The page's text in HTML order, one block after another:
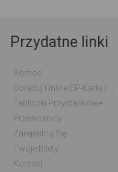
Przydatne linki
Pomoc
Tabliczki Przystankowe
Przewoźnicy
Zarejestruj Się
Twoje Bilety
Kontakt